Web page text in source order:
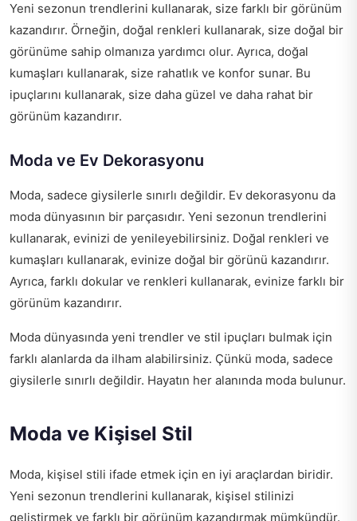
Yeni sezonun trendlerini kullanarak, size farklı bir görünüm
kazandırır. Örneğin, doğal renkleri kullanarak, size doğal bir
görünüme sahip olmanıza yardımcı olur. Ayrıca, doğal
kumaşları kullanarak, size rahatlık ve konfor sunar. Bu
ipuçlarını kullanarak, size daha güzel ve daha rahat bir
görünüm kazandırır.
Moda ve Ev Dekorasyonu
Moda, sadece giysilerle sınırlı değildir. Ev dekorasyonu da
moda dünyasının bir parçasıdır. Yeni sezonun trendlerini
kullanarak, evinizi de yenileyebilirsiniz. Doğal renkleri ve
kumaşları kullanarak, evinize doğal bir görünü kazandırır.
Ayrıca, farklı dokular ve renkleri kullanarak, evinize farklı bir
görünüm kazandırır.
Moda dünyasında yeni trendler ve stil ipuçları bulmak için
farklı alanlarda da ilham alabilirsiniz. Çünkü moda, sadece
giysilerle sınırlı değildir. Hayatın her alanında moda bulunur.
Moda ve Kişisel Stil
Moda, kişisel stili ifade etmek için en iyi araçlardan biridir.
Yeni sezonun trendlerini kullanarak, kişisel stilinizi
geliştirmek ve farklı bir görünüm kazandırmak mümkündür.